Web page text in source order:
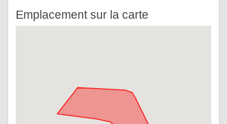
Emplacement sur la carte